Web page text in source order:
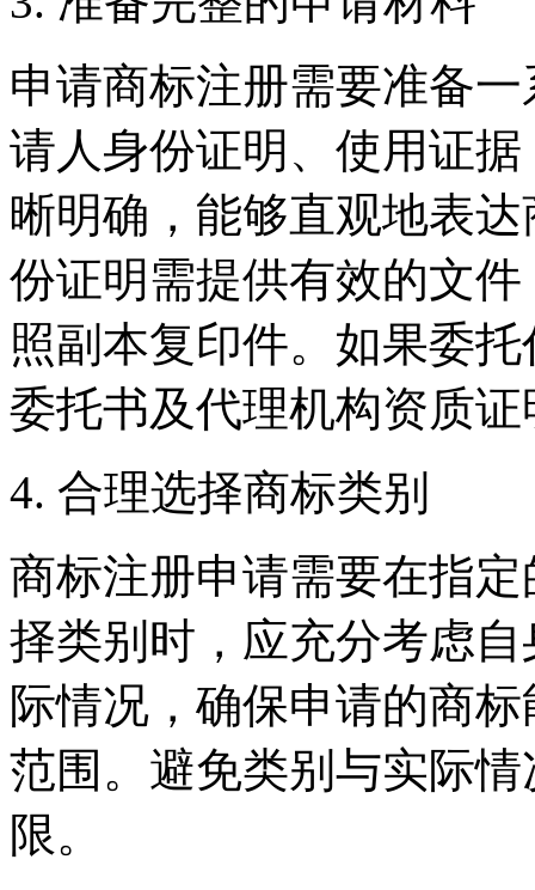
申请商标注册需要准备
请人身份证明、使用证
晰明确，能够直观地表
份证明需提供有效的文
照副本复印件。如果委
委托书及代理机构资质证
4. 合理选择商标类别
商标注册申请需要在指
择类别时，应充分考虑
际情况，确保申请的商
范围。避免类别与实际
限。